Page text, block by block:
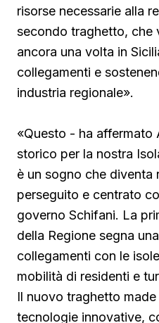
risorse necessarie alla
secondo traghetto, che
ancora una volta in
collegamenti e
industria regionale».
«Questo - ha affermato
storico per la nostra
è un sogno che diventa
perseguito e centrato
governo Schifani. La
della Regione segna
collegamenti con le
mobilità di residenti e
Il nuovo traghetto
tecnologie innovative,